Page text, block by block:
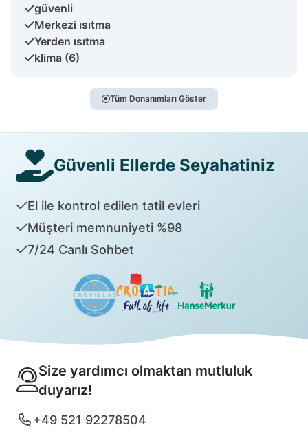
güvenli
Merkezi ısıtma
Yerden ısıtma
klima (6)
Tüm Donanımları Göster
Güvenli Ellerde Seyahatiniz
El ile kontrol edilen tatil evleri
Müşteri memnuniyeti %98
7/24 Canlı Sohbet
Size yardımcı olmaktan mutluluk
duyarız!
+49 521 92278504